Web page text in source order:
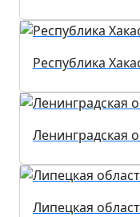
Республика
Ленинградская
Липецкая